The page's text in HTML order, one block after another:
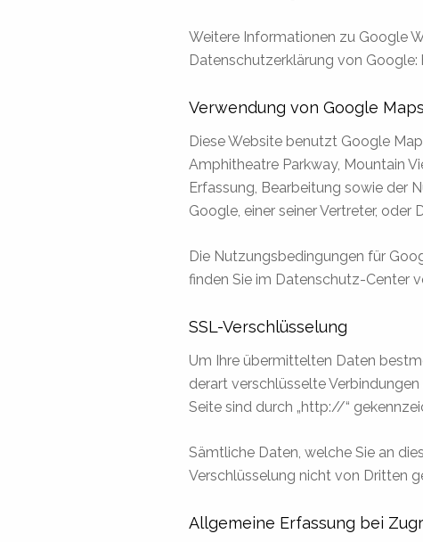
Weitere Informationen zu Google
Datenschutzerklärung von
Verwendung von Google Maps
Diese Website benutzt Google
Amphitheatre Parkway, Mountain
Erfassung, Bearbeitung sowie der
Google, einer seiner Vertreter, oder
Die Nutzungsbedingungen für
finden Sie im Datenschutz-Center
SSL-Verschlüsselung
Um Ihre übermittelten Daten
derart verschlüsselte
Seite sind durch „http://“
Sämtliche Daten, welche Sie an
Verschlüsselung nicht von Dritten
Allgemeine Erfassung bei